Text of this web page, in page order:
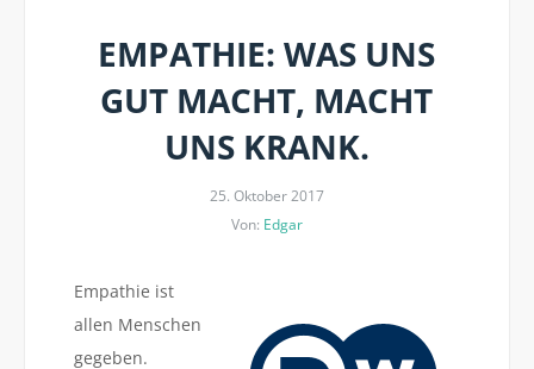
EMPATHIE: WAS UNS
GUT MACHT, MACHT
UNS KRANK.
25. Oktober 2017
Von: Edgar
Empathie ist
allen Menschen
gegeben.